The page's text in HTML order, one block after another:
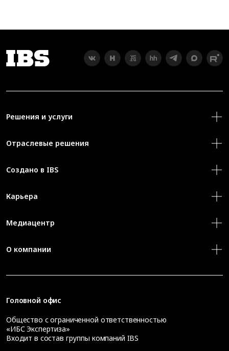
Решения и услуги
Отраслевые решения
Создано в IBS
Карьера
Медиацентр
О компании
Головной офис
Общество с ограниченной ответственностью
«ИБС Экспертиза»
Входит в состав группы компаний IBS